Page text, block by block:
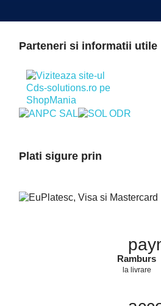
Parteneri si informatii utile
Plati sigure prin
Ramburs
la livrare